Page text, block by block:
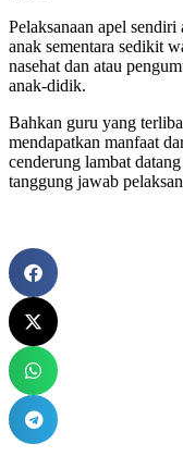
Pelaksanaan apel
anak sementara sedikit
nasehat dan atau
anak-didik.
Bahkan guru yang
mendapatkan manfaat
cenderung lambat
tanggung jawab